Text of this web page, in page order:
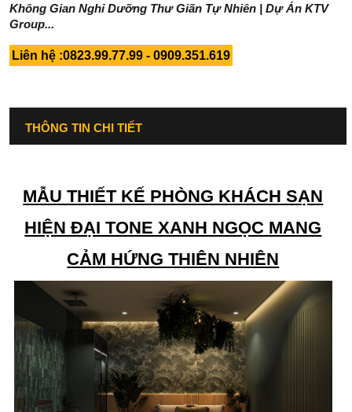
Không Gian Nghỉ Dưỡng Thư Giãn Tự Nhiên | Dự Án KTV
Group...
Liên hệ :0823.99.77.99 - 0909.351.619
THÔNG TIN CHI TIẾT
MẪU THIẾT KẾ PHÒNG KHÁCH SẠN
HIỆN ĐẠI TONE XANH NGỌC MANG
CẢM HỨNG THIÊN NHIÊN